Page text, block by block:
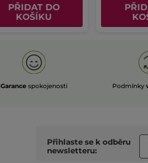
PŘIDAT DO
KOŠÍKU
Garance spokojenosti Podmínky
Přihlaste se k odběru
newsletteru: